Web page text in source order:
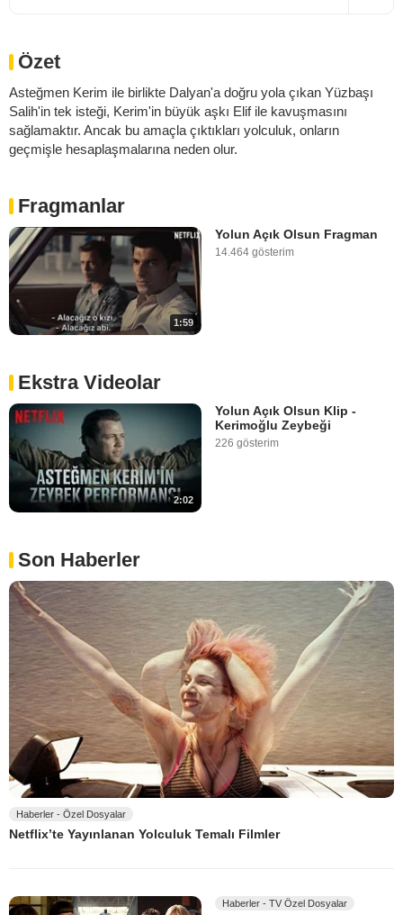
Özet
Asteğmen Kerim ile birlikte Dalyan'a doğru yola çıkan Yüzbaşı
Salih'in tek isteği, Kerim'in büyük aşkı Elif ile kavuşmasını
sağlamaktır. Ancak bu amaçla çıktıkları yolculuk, onların
geçmişle hesaplaşmalarına neden olur.
Fragmanlar
1:59
Yolun Açık Olsun Fragman
14.464 gösterim
Ekstra Videolar
2:02
Yolun Açık Olsun Klip -
Kerimoğlu Zeybeği
226 gösterim
Son Haberler
Haberler - Özel Dosyalar
Netflix’te Yayınlanan Yolculuk Temalı Filmler
Haberler - TV Özel Dosyalar